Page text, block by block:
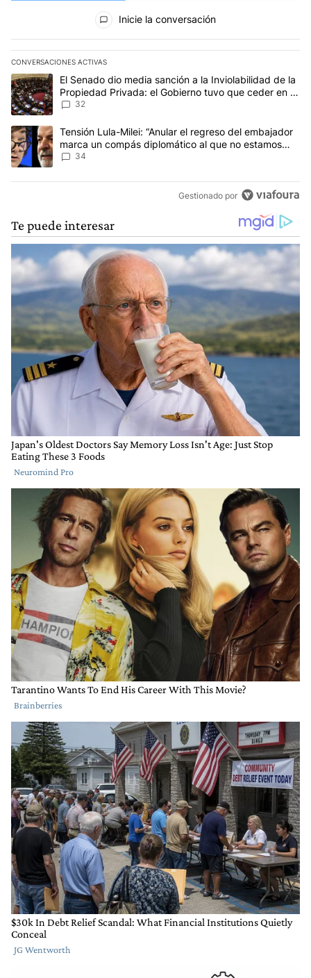
Todos los comentarios
Inicie la conversación
CONVERSACIONES ACTIVAS
Este listado muestra los artículos con más comentarios en los
Un artículo de tendencia con el título "El Senado dio media
El Senado dio media sanción a la Inviolabilidad de la
Propiedad Privada: el Gobierno tuvo que ceder en la
Ley del Manejo del Fuego
32
Un artículo de tendencia con el título "Tensión Lula-Milei:
Tensión Lula-Milei: “Anular el regreso del embajador
marca un compás diplomático al que no estamos
acostumbrados"
34
Gestionado por